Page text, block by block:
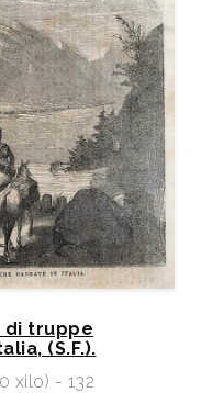
di truppe
(S.F.).
xilo) - 132